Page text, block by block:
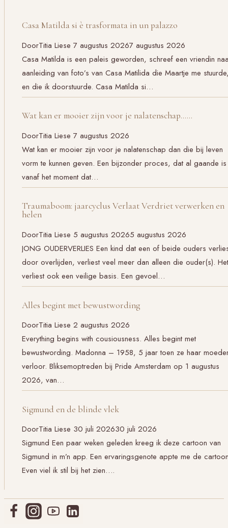
Casa Matilda si è trasformata in un palazzo
DoorTitia Liese 7 augustus 20267 augustus 2026
Casa Matilda is een paleis geworden, schreef een vriendin
aanleiding van foto’s van Casa Matilida die Maartje me
en die ik doorstuurde. Casa Matilda si…
Wat kan er mooier zijn voor je nalatenschap……
DoorTitia Liese 7 augustus 2026
Wat kan er mooier zijn voor je nalatenschap dan die bij leven
vorm te kunnen geven. Een bijzonder proces, dat al gaande is
vanaf het moment dat…
Traumaboom: jaarcyclus Verlaat Verdriet verwerken en
helen
DoorTitia Liese 5 augustus 20265 augustus 2026
JONG OUDERVERLIES Een kind dat een of beide ouders
door overlijden, verliest veel meer dan alleen die ouder(s). Het
verliest ook een veilige basis. Een gevoel…
Alles begint met bewustwording
DoorTitia Liese 2 augustus 2026
Everything begins with cousiousness. Alles begint met
bewustwording. Madonna – 1958, 5 jaar toen ze haar
verloor. Bliksemoptreden bij Pride Amsterdam op 1 augustus
2026, van…
Sigmund en de blinde vlek
DoorTitia Liese 30 juli 202630 juli 2026
Sigmund Een paar weken geleden kreeg ik deze cartoon van
Sigmund in m’n app. Een ervaringsgenote appte me de
Even viel ik stil bij het zien….